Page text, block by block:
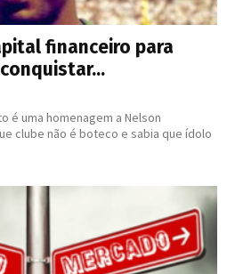
financeiro para
é uma homenagem a Nelson
clube não é boteco e sabia que ídolo